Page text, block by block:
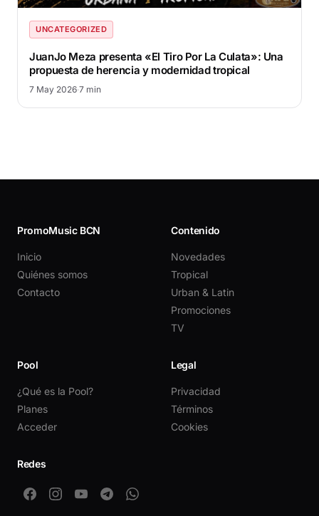
UNCATEGORIZED
JuanJo Meza presenta «El Tiro Por La Culata»: Una
propuesta de herencia y modernidad tropical
7 May 2026·7 min
PromoMusic BCN
Inicio
Quiénes somos
Contacto
Contenido
Novedades
Tropical
Urban & Latin
Promociones
TV
Pool
¿Qué es la Pool?
Planes
Acceder
Legal
Privacidad
Términos
Cookies
Redes